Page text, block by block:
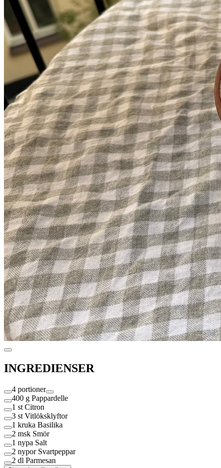
INGREDIENSER
4 portioner
400 g Pappardelle
1 st Citron
3 st Vitlöksklyftor
1 kruka Basilika
2 msk Smör
1 nypa Salt
2 nyporSvartpeppar
2 dl Parmesan